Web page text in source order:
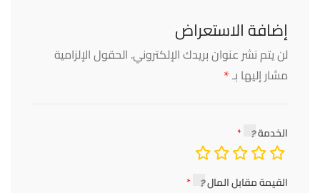
إضافة الاستعراض
لن يتم نشر عنوان بريدك الإلكتروني. الحقول الإلزامية
مشار إليها بـ*
الخدمة
القيمة مقابل المال